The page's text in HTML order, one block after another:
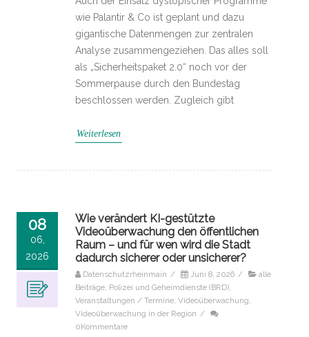
wie Palantir & Co ist geplant und dazu
gigantische Datenmengen zur zentralen
Analyse zusammengeziehen. Das alles soll
als „Sicherheitspaket 2.0“ noch vor der
Sommerpause durch den Bundestag
beschlossen werden. Zugleich gibt
Weiterlesen
08
06,
2026
Wie verändert KI-gestützte
Videoüberwachung den öffentlichen
Raum – und für wen wird die Stadt
dadurch sicherer oder unsicherer?
Datenschutzrheinmain / Juni 8, 2026 /
alle
Beiträge Polizei und Geheimdienste (BRD)
Veranstaltungen / Termine Videoüberwachung
Videoüberwachung in der Region /
0Kommentare